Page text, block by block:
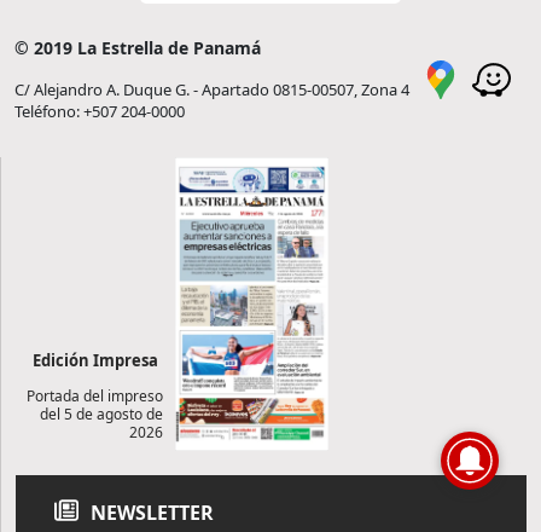
© 2019 La Estrella de Panamá
C/ Alejandro A. Duque G. - Apartado 0815-00507, Zona 4
Teléfono: +507 204-0000
Edición Impresa
Portada del impreso
del 5 de agosto de
2026
NEWSLETTER